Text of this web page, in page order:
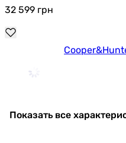
32 599 грн
29 899
Показать все